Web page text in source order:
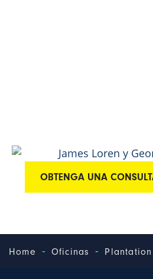
OBTENGA UNA
Home - Oficinas -